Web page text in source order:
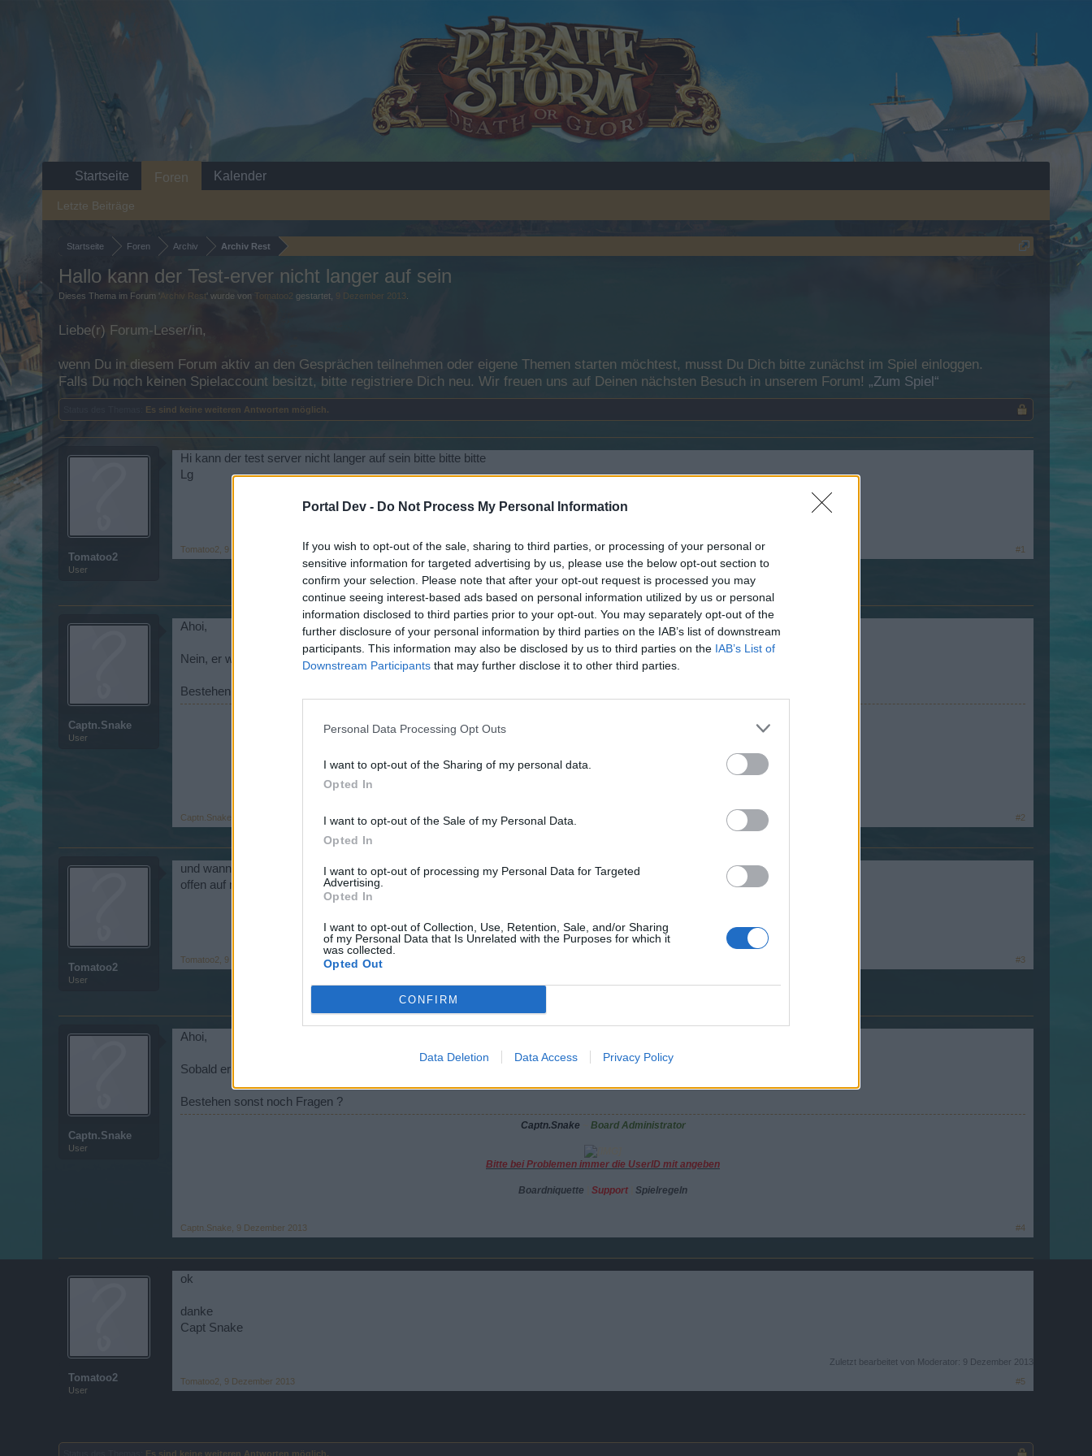
Portal Dev - Do Not Process My Personal Information
If you wish to opt-out of the sale, sharing to third parties, or processing of your personal or
sensitive information for targeted advertising by us, please use the below opt-out section to
confirm your selection. Please note that after your opt-out request is processed you may
continue seeing interest-based ads based on personal information utilized by us or personal
information disclosed to third parties prior to your opt-out. You may separately opt-out of the
further disclosure of your personal information by third parties on the IAB’s list of downstream
participants. This information may also be disclosed by us to third parties on the IAB’s List of
Downstream Participants that may further disclose it to other third parties.
Personal Data Processing Opt Outs
I want to opt-out of the Sharing of my personal data.
Opted In
I want to opt-out of the Sale of my Personal Data.
Opted In
I want to opt-out of processing my Personal Data for Targeted
Advertising.
Opted In
I want to opt-out of Collection, Use, Retention, Sale, and/or Sharing
of my Personal Data that Is Unrelated with the Purposes for which it
was collected.
Opted Out
CONFIRM
Data Deletion Data Access Privacy Policy
Startseite Foren Archiv Archiv Rest
Hallo kann der Test-erver nicht langer auf sein
Dieses Thema im Forum ' Archiv Rest' wurde von Tomatoo2 gestartet, 9 Dezember 2013
Liebe(r) Forum-Leser/in,
wenn Du in diesem Forum aktiv an den Gesprächen teilnehmen oder eigene Themen starten möchtest, musst Du Dich bitte zunächst im Spiel einloggen.
Falls Du noch keinen Spielaccount besitzt, bitte registriere Dich neu. Wir freuen uns auf Deinen nächsten Besuch in unserem Forum! „Zum Spiel“
Es sind keine weiteren Antworten möglich.
Tomatoo2
User
Hi kann der test server nicht langer auf sein bitte bitte bitte
Lg
Tomatoo2 9 Dezember 2013 #1
Captn.Snake
User
Ahoi,
Nein, er war das Wochenende nun offen damit ihr das Winterevent Testen konntet das sollte reichen.
Bestehen sonst noch Fragen hierzu ?
Captn.Snake #2
Tomatoo2
User
und wann ist er wieder
offen auf normal macht es kein spaß :/
Tomatoo2 9 Dezember 2013 #3
Captn.Snake
User
Ahoi,
Sobald er wieder offen ist werden wir es euch hier im Forum wissen lassen.
Bestehen sonst noch Fragen ?
Captn.Snake Board Administrator
Bitte bei Problemen immer die UserID mit angeben
Boardniquette Support Spielregeln
Captn.Snake 9 Dezember 2013 #4
Tomatoo2
User
ok
danke
Capt Snake
Zuletzt bearbeitet von Moderator: 9 Dezember 2013
Tomatoo2
9 Dezember 2013 #5
Es sind keine weiteren Antworten möglich.
Startseite Foren
Letzte Beiträge
Kalender